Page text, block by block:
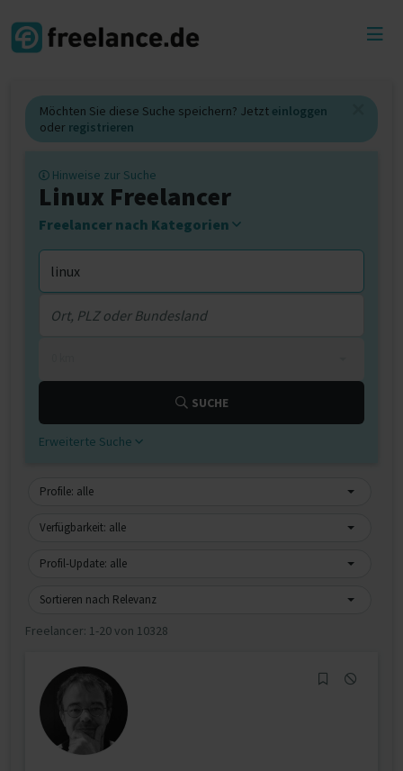
Möchten Sie diese Suche speichern? Jetzt einloggen
oder registrieren
Hinweise zur Suche
Linux Freelancer
Freelancer nach Kategorien
SUCHE
Erweiterte Suche
Profile: alle
Verfügbarkeit: alle
Profil-Update: alle
Sortieren nach Relevanz
Freelancer: 1-20 von 10328